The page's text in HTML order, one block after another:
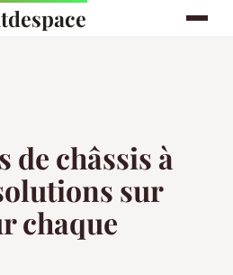
de châssis à
sur
chaque